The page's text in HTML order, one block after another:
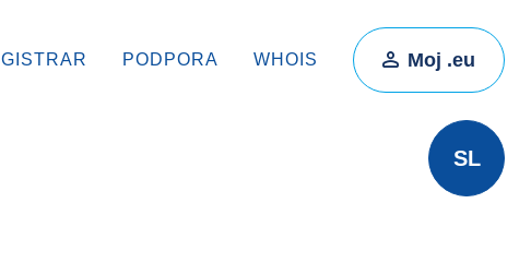
PODPORA WHOIS Moj .eu
SL